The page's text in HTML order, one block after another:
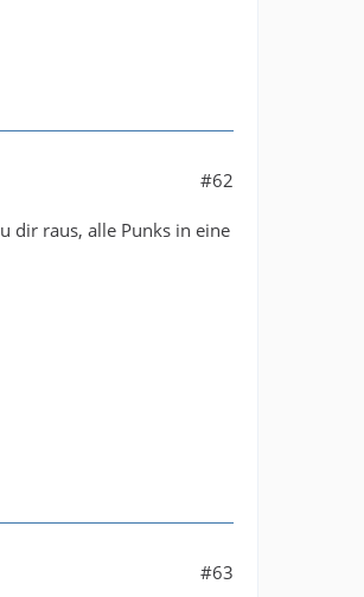
#62
dir raus, alle Punks in eine
#63